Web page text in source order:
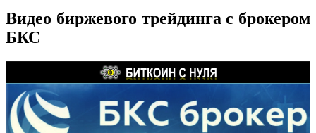
Видео биржевого трейдинга с брокером
БКС